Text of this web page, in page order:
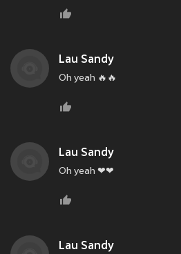
Lau Sandy
Oh yeah 🔥🔥
Lau Sandy
Oh yeah ❤❤
Lau Sandy